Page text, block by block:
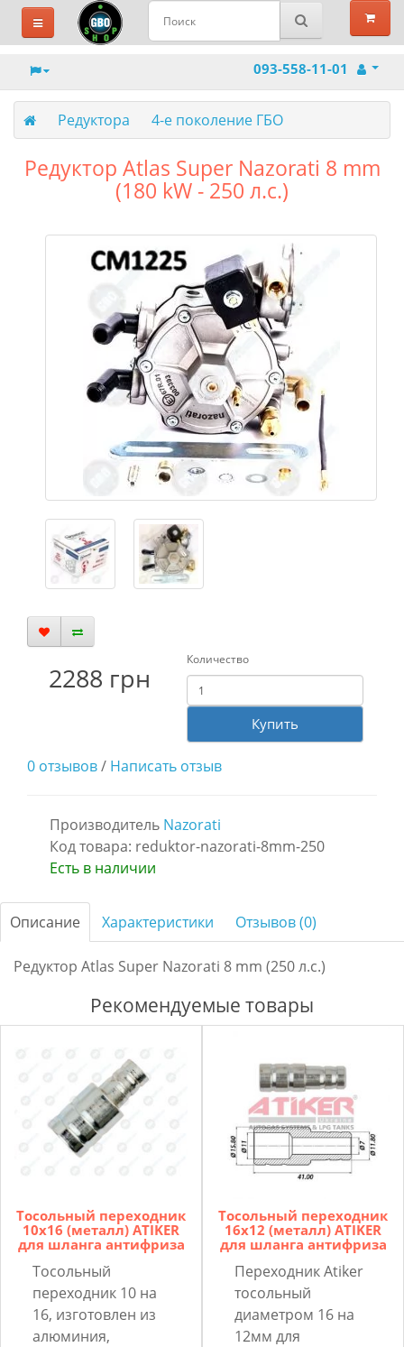
093-558-11-01
Редуктора 4-е поколение ГБО
Редуктор Atlas Super Nazorati 8 mm
(180 kW - 250 л.с.)
2288 грн
Количество
Купить
0 отзывов/ Написать отзыв
Производитель Nazorati
Код товара: reduktor-nazorati-8mm-250
Есть в наличии
Описание Характеристики Отзывов (0)
Редуктор Atlas Super Nazorati 8 mm (250 л.с.)
Рекомендуемые товары
Тосольный переходник
10x16 (металл) ATIKER
для шланга антифриза
Тосольный
переходник 10 на
16, изготовлен из
алюминия,
Тосольный переходник
16x12 (металл) ATIKER
для шланга антифриза
Переходник Atiker
тосольный
диаметром 16 на
12мм для